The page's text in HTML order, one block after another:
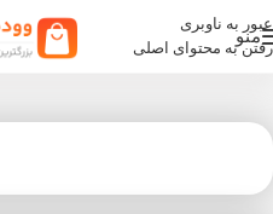
عبور به ناوبری
رفتن به محتوای اصلی
منو